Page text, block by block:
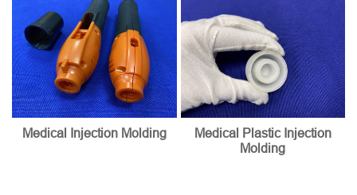
Medical Injection Molding
Medical Plastic Injection
Molding